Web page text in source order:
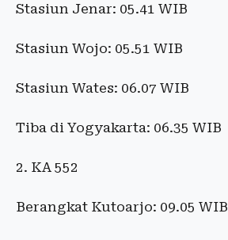
Stasiun Jenar: 05.41 WIB
Stasiun Wojo: 05.51 WIB
Stasiun Wates: 06.07 WIB
Tiba di Yogyakarta: 06.35 WIB
2. KA 552
Berangkat Kutoarjo: 09.05 WIB